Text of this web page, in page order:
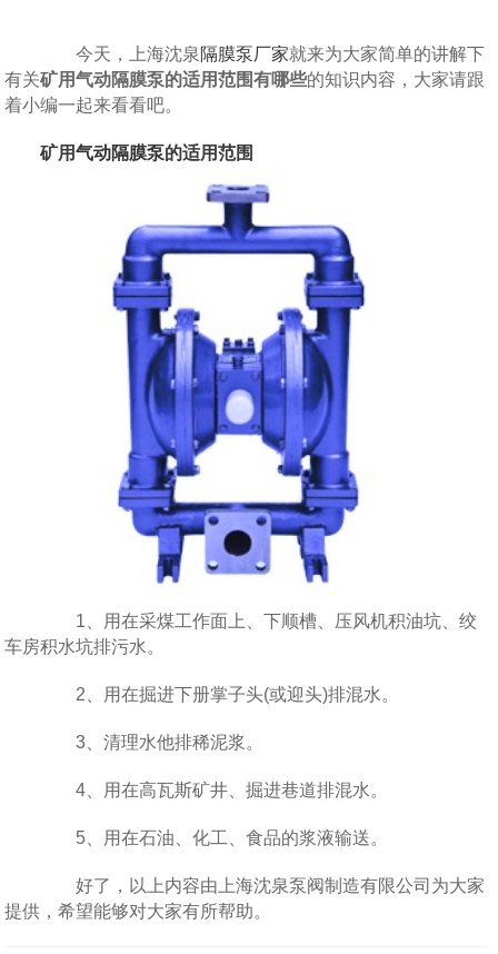
今天，上海沈泉 隔膜泵厂家就来为大家简单的讲解下
有关矿用气动隔膜泵的适用范围有哪些的知识内容，大家请跟
着小编一起来看看吧。
矿用气动隔膜泵的适用范围
1、用在采煤工作面上、下顺槽、压风机积油坑、绞
车房积水坑排污水。
2、用在掘进下册掌子头(或迎头)排混水。
3、清理水他排稀泥浆。
4、用在高瓦斯矿井、掘进巷道排混水。
5、用在石油、化工、食品的浆液输送。
好了，以上内容由上海沈泉泵阀制造有限公司为大家
提供，希望能够对大家有所帮助。